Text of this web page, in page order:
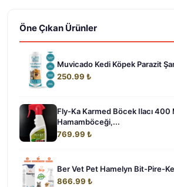
Öne Çıkan Ürünler
Muvicado Kedi Köpek Parazit
250.99 ₺
Fly-Ka Karmed Böcek Ilacı 400
Hamamböceği,...
769.99 ₺
Ber Vet Pet Hamelyn Bit-Pire-
866.99 ₺